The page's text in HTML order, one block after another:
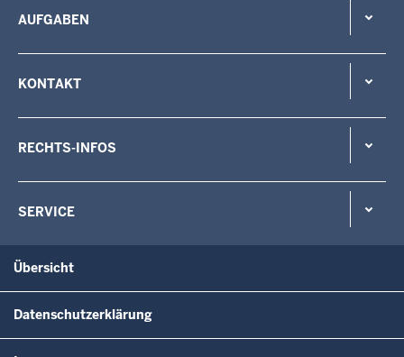
AUFGABEN
KONTAKT
RECHTS-INFOS
SERVICE
Übersicht
Datenschutzerklärung